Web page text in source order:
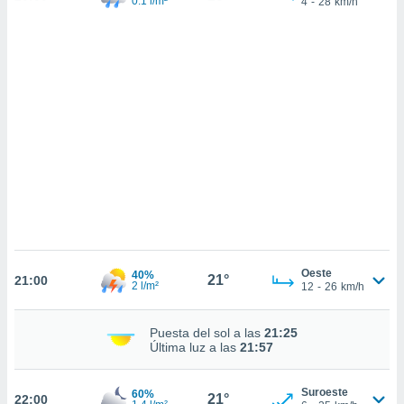
En
21:00
40%
2 l/m²
21°
Oeste
12 - 26 km/h
Puesta del sol a las 21:25
Última luz a las 21:57
22:00
60%
21°
Suroeste